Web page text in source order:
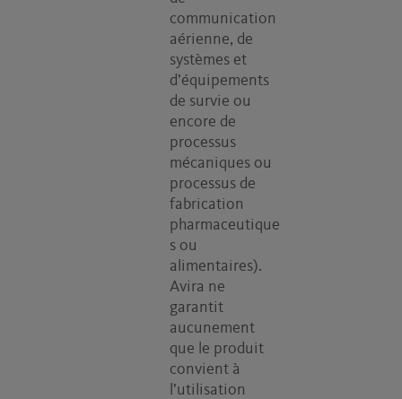
communication
aérienne, de
systèmes et
d’équipements
de survie ou
encore de
processus
mécaniques ou
processus de
fabrication
pharmaceutique
s ou
alimentaires).
Avira ne
garantit
aucunement
que le produit
convient à
l’utilisation